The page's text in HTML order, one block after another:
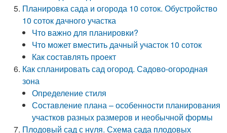
Планировка сада и огорода 10 соток. Обустройство
10 соток дачного участка
Что важно для планировки?
Что может вместить дачный участок 10 соток
Как составлять проект
Как спланировать сад огород. Садово-огородная
зона
Определение стиля
Составление плана – особенности планирования
участков разных размеров и необычной формы
Плодовый сад с нуля. Схема сада плодовых